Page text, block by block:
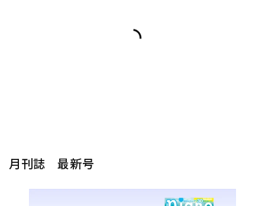
月刊誌 最新号